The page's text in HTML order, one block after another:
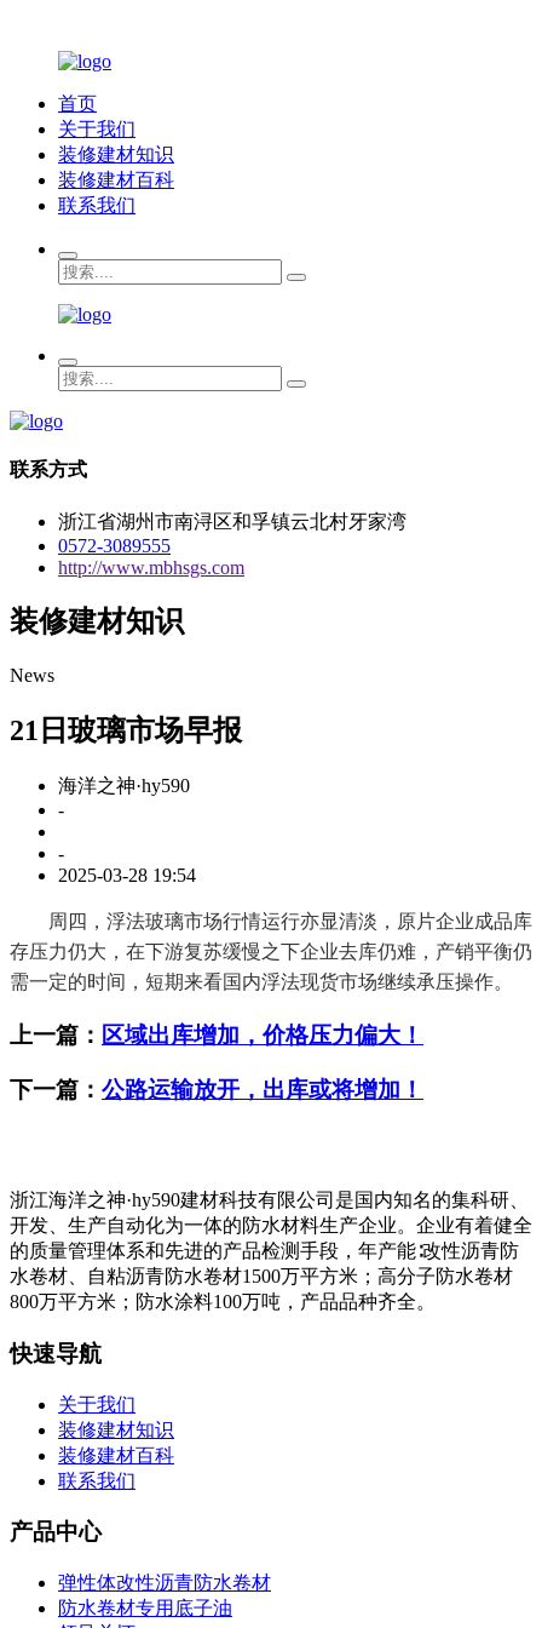
首页
关于我们
装修建材知识
装修建材百科
联系我们
联系方式
浙江省湖州市南浔区和孚镇云北村牙家湾
0572-3089555
http://www.mbhsgs.com
装修建材知识
News
21日玻璃市场早报
海洋之神·hy590
-
-
2025-03-28 19:54
周四，浮法玻璃市场行情运行亦显清淡，原片企业成品库
存压力仍大，在下游复苏缓慢之下企业去库仍难，产销平衡仍
需一定的时间，短期来看国内浮法现货市场继续承压操作。
上一篇： 区域出库增加，价格压力偏大！
下一篇： 公路运输放开，出库或将增加！
浙江海洋之神·hy590建材科技有限公司是国内知名的集科研、
开发、生产自动化为一体的防水材料生产企业。企业有着健全
的质量管理体系和先进的产品检测手段，年产能∶改性沥青防
水卷材、自粘沥青防水卷材1500万平方米；高分子防水卷材
800万平方米；防水涂料100万吨，产品品种齐全。
快速导航
关于我们
装修建材知识
装修建材百科
联系我们
产品中心
弹性体改性沥青防水卷材
防水卷材专用底子油